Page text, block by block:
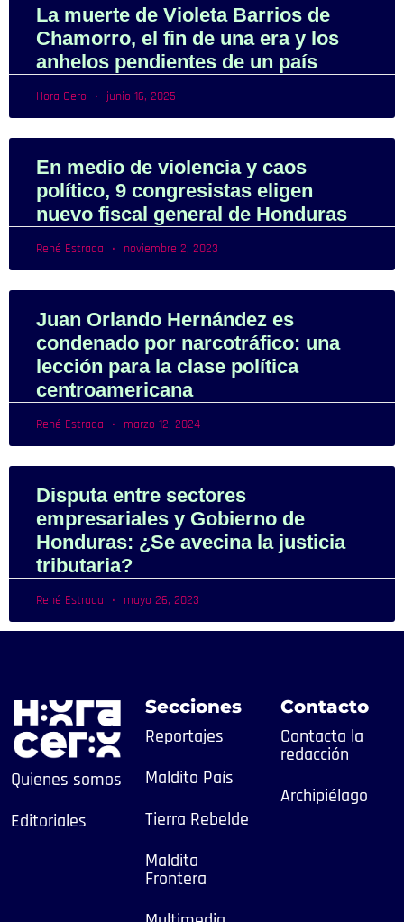
La muerte de Violeta Barrios de
Chamorro, el fin de una era y los
anhelos pendientes de un país
Hora Cero junio 16, 2025
En medio de violencia y caos
político, 9 congresistas eligen
nuevo fiscal general de Honduras
René Estrada noviembre 2, 2023
Juan Orlando Hernández es
condenado por narcotráfico: una
lección para la clase política
centroamericana
René Estrada marzo 12, 2024
Disputa entre sectores
empresariales y Gobierno de
Honduras: ¿Se avecina la justicia
tributaria?
René Estrada mayo 26, 2023
Quienes somos
Editoriales
Secciones
Reportajes
Maldito País
Tierra Rebelde
Maldita
Frontera
Contacto
Contacta la
redacción
Archipiélago